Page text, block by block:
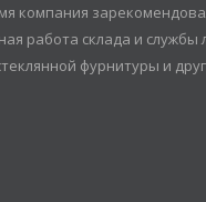
компания
работа склада и службы
фурнитуры и